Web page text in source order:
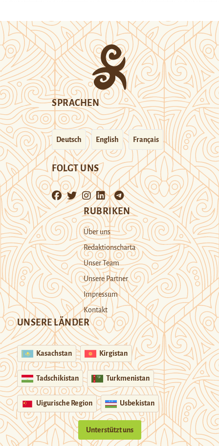
SPRACHEN
Deutsch English Français
FOLGT UNS
RUBRIKEN
Über uns
Redaktionscharta
Unser Team
Unsere Partner
Impressum
Kontakt
UNSERE LÄNDER
Kasachstan Kirgistan
Tadschikistan Turkmenistan
Uigurische Region Usbekistan
Unterstützt uns